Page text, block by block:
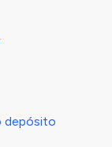
depósito